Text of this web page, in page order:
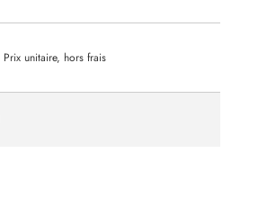
Prix unitaire, hors frais